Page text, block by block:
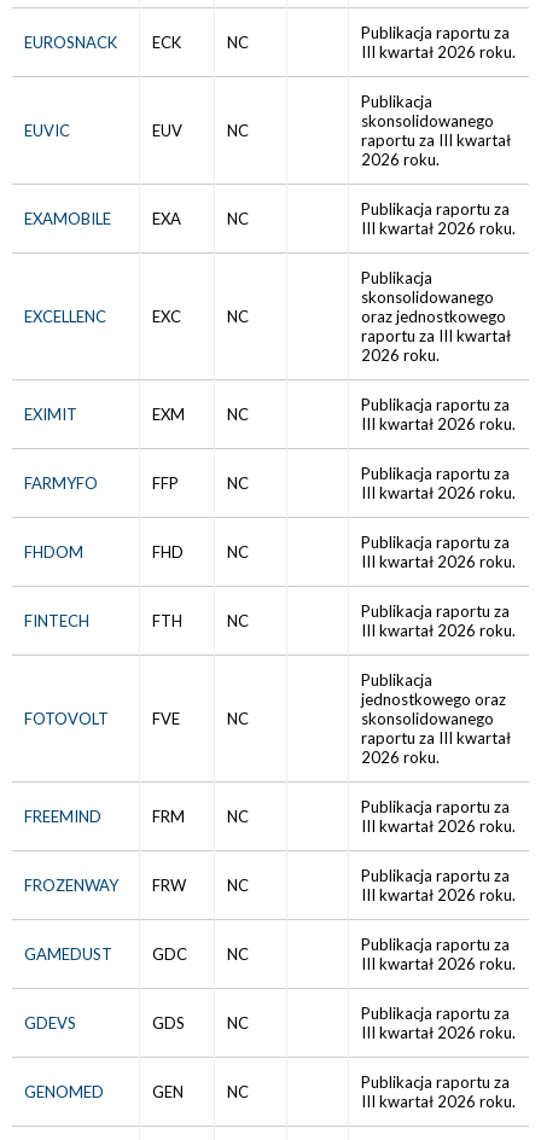
EUROSNACK ECK NC
Publikacja raportu za
III kwartał 2026 roku.
EUVIC EUV NC
Publikacja
skonsolidowanego
raportu za III kwartał
2026 roku.
EXAMOBILE EXA NC
Publikacja raportu za
III kwartał 2026 roku.
EXCELLENC EXC NC
Publikacja
skonsolidowanego
oraz jednostkowego
raportu za III kwartał
2026 roku.
EXIMIT EXM NC
Publikacja raportu za
III kwartał 2026 roku.
FARMYFO FFP NC
Publikacja raportu za
III kwartał 2026 roku.
FHDOM FHD NC
Publikacja raportu za
III kwartał 2026 roku.
FINTECH FTH NC
Publikacja raportu za
III kwartał 2026 roku.
FOTOVOLT FVE NC
Publikacja
jednostkowego oraz
skonsolidowanego
raportu za III kwartał
2026 roku.
FREEMIND FRM NC
Publikacja raportu za
III kwartał 2026 roku.
FROZENWAY FRW NC
Publikacja raportu za
III kwartał 2026 roku.
GAMEDUST GDC NC
Publikacja raportu za
III kwartał 2026 roku.
GDEVS GDS NC
Publikacja raportu za
III kwartał 2026 roku.
GENOMED GEN NC
Publikacja raportu za
III kwartał 2026 roku.